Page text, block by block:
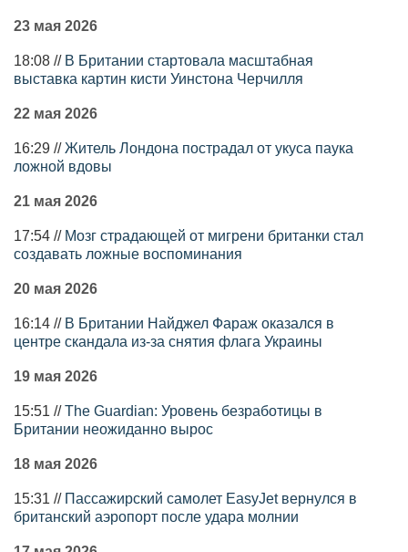
23 мая 2026
18:08 // В Британии стартовала масштабная
выставка картин кисти Уинстона Черчилля
22 мая 2026
16:29 //Житель Лондона пострадал от укуса паука
ложной вдовы
21 мая 2026
17:54 // Мозг страдающей от мигрени британки стал
создавать ложные воспоминания
20 мая 2026
16:14 // В Британии Найджел Фараж оказался в
центре скандала из-за снятия флага Украины
19 мая 2026
15:51 //The Guardian: Уровень безработицы в
Британии неожиданно вырос
18 мая 2026
15:31 // Пассажирский самолет EasyJet вернулся в
британский аэропорт после удара молнии